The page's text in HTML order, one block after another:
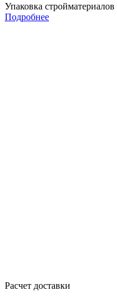
Упаковка
Подробнее
Расчет доставки